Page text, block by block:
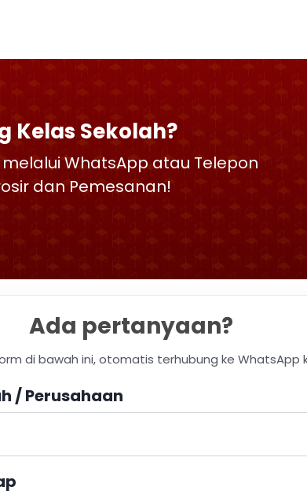
Kelas Sekolah?
WhatsApp atau Telepon
dan Pemesanan!
Ada pertanyaan?
di bawah ini, otomatis terhubung ke WhatsApp
/ Perusahaan